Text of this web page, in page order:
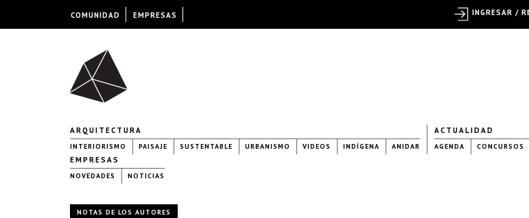
ARQUITECTURA
INTERIORISMO PAISAJE SUSTENTABLE URBANISMO VIDEOS INDÍGENA ANIDAR
ACTUALIDAD
AGENDA CONCURSOS
EMPRESAS
NOVEDADES NOTICIAS
NOTAS DE LOS AUTORES
COMUNIDAD EMPRESAS INGRESAR /